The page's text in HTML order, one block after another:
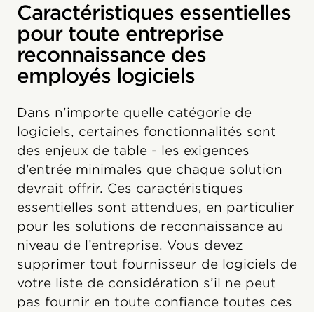
Caractéristiques essentielles
pour toute entreprise
reconnaissance des
employés logiciels
Dans n’importe quelle catégorie de
logiciels, certaines fonctionnalités sont
des enjeux de table - les exigences
d’entrée minimales que chaque solution
devrait offrir. Ces caractéristiques
essentielles sont attendues, en particulier
pour les solutions de reconnaissance au
niveau de l’entreprise. Vous devez
supprimer tout fournisseur de logiciels de
votre liste de considération s’il ne peut
pas fournir en toute confiance toutes ces